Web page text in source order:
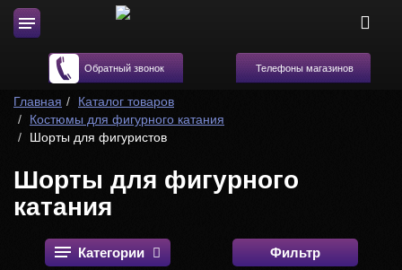
Обратный звонок Телефоны магазинов
Главная
Каталог товаров
Костюмы для фигурного катания
Шорты для фигуристов
Шорты для фигурного
катания
Категории Фильтр